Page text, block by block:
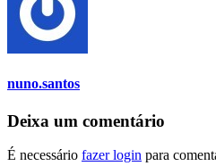
nuno.santos
Deixa um comentário
É necessário fazer login para